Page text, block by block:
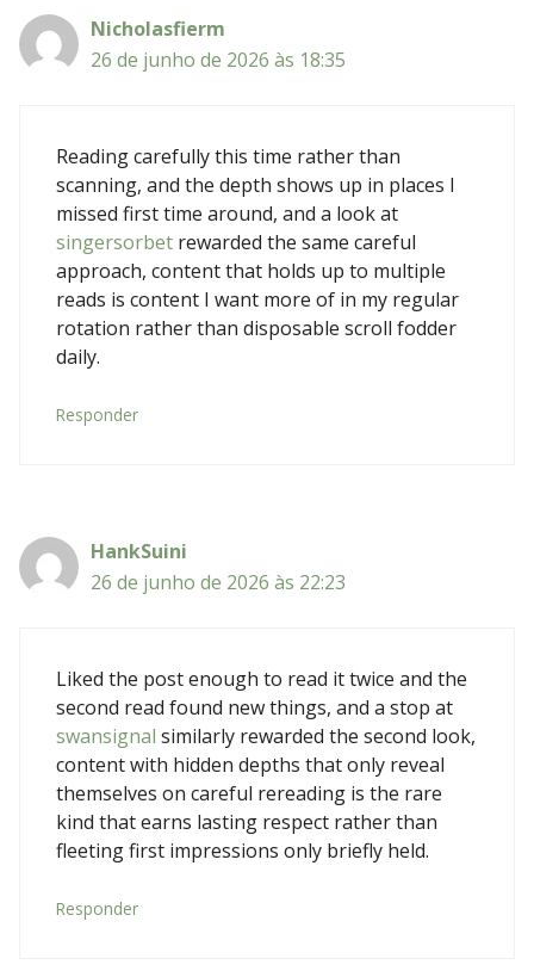
Nicholasfierm
26 de junho de 2026 às 18:35
Reading carefully this time rather than
scanning, and the depth shows up in places I
missed first time around, and a look at
singersorbet rewarded the same careful
approach, content that holds up to multiple
reads is content I want more of in my regular
rotation rather than disposable scroll fodder
daily.
Responder
HankSuini
26 de junho de 2026 às 22:23
Liked the post enough to read it twice and the
second read found new things, and a stop at
swansignal similarly rewarded the second look,
content with hidden depths that only reveal
themselves on careful rereading is the rare
kind that earns lasting respect rather than
fleeting first impressions only briefly held.
Responder